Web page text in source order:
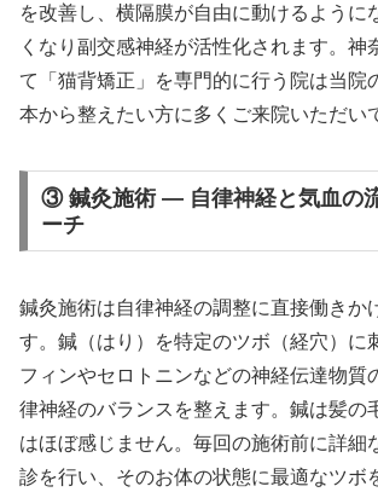
を改善し、横隔膜が自由に動けるように
くなり副交感神経が活性化されます。神
て「猫背矯正」を専門的に行う院は当院
本から整えたい方に多くご来院いただい
③ 鍼灸施術 — 自律神経と気血の
ーチ
鍼灸施術は自律神経の調整に直接働きか
す。鍼（はり）を特定のツボ（経穴）に
フィンやセロトニンなどの神経伝達物質
律神経のバランスを整えます。鍼は髪の
はほぼ感じません。毎回の施術前に詳細
診を行い、そのお体の状態に最適なツボ